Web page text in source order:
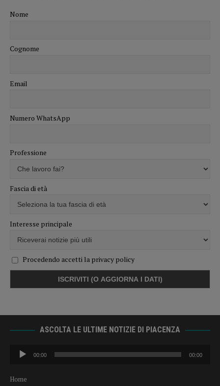
Nome
Cognome
Email
Numero WhatsApp
Professione
Fascia di età
Interesse principale
Procedendo accetti la privacy policy
ASCOLTA LE ULTIME NOTIZIE DI PIACENZA
Audio
Player
00:00 00:00
Home